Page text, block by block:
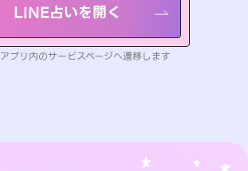
LINE占いを開く
プリ内のサービスページへ遷移します